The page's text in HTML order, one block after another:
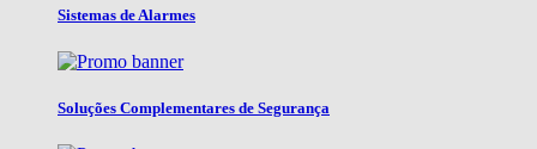
Sistemas de Alarmes
Soluções Complementares de Segurança